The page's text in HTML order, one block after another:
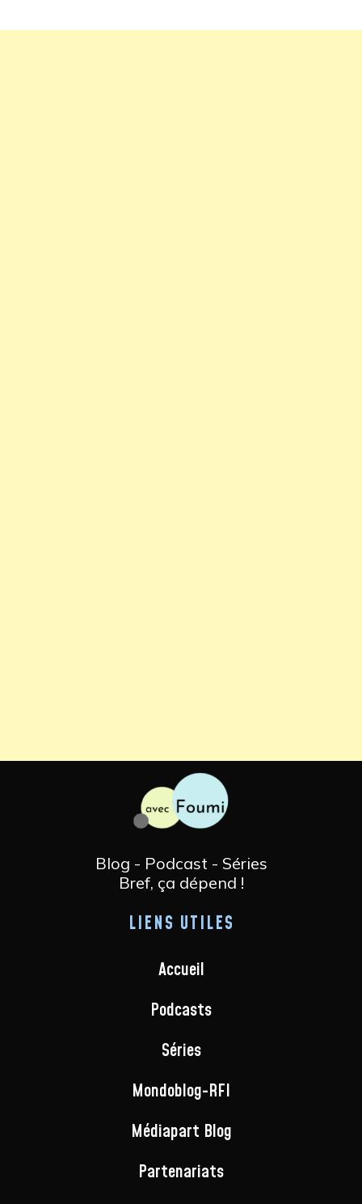
Blog - Podcast - Séries
Bref, ça dépend !
LIENS UTILES
Accueil
Podcasts
Séries
Mondoblog-RFI
Médiapart Blog
Partenariats